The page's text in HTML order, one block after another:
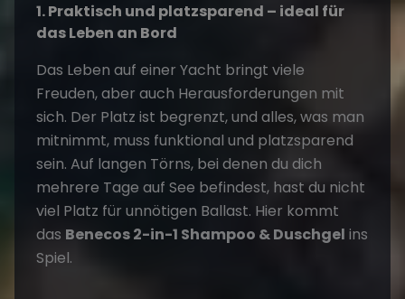
1. Praktisch und platzsparend – ideal für
das Leben an Bord
Das Leben auf einer Yacht bringt viele
Freuden, aber auch Herausforderungen mit
sich. Der Platz ist begrenzt, und alles, was man
mitnimmt, muss funktional und platzsparend
sein. Auf langen Törns, bei denen du dich
mehrere Tage auf See befindest, hast du nicht
viel Platz für unnötigen Ballast. Hier kommt
das Benecos 2-in-1 Shampoo & Duschgel ins
Spiel.